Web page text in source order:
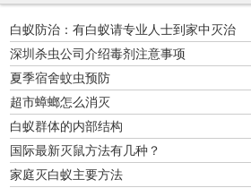
白蚁防治：有白蚁请专业人士到家中灭治
深圳杀虫公司介绍毒剂注意事项
夏季宿舍蚊虫预防
超市蟑螂怎么消灭
白蚁群体的内部结构
国际最新灭鼠方法有几种？
家庭灭白蚁主要方法